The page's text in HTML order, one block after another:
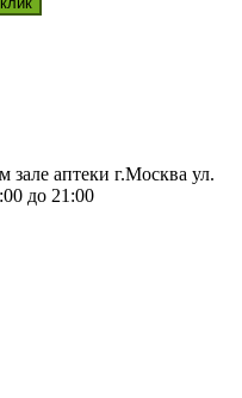
зале аптеки г.Москва ул.
до 21:00